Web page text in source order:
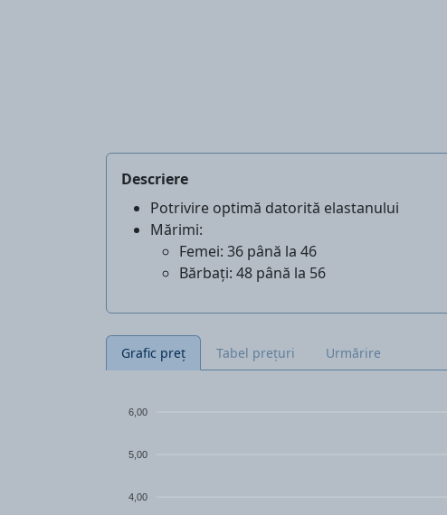
Descriere
Potrivire optimă datorită elastanului
Mărimi:
Femei: 36 până la 46
Bărbați: 48 până la 56
Grafic preț Tabel prețuri Urmărire
6,00
5,00
4,00